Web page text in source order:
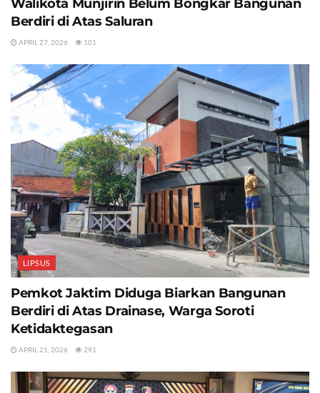
Walikota Munjirin Belum Bongkar Bangunan
Berdiri di Atas Saluran
APRIL 27, 2026 101
LIPSUS
Pemkot Jaktim Diduga Biarkan Bangunan
Berdiri di Atas Drainase, Warga Soroti
Ketidaktegasan
APRIL 21, 2026 291